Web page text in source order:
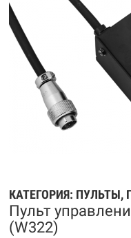
КАТЕГОРИЯ: ПУЛЬТЫ,
Пульт
(W322)